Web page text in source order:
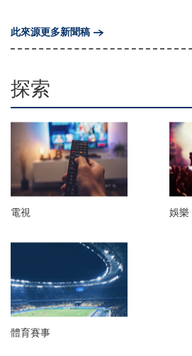
此來源更多新聞稿
探索
電視 娛樂
體育賽事